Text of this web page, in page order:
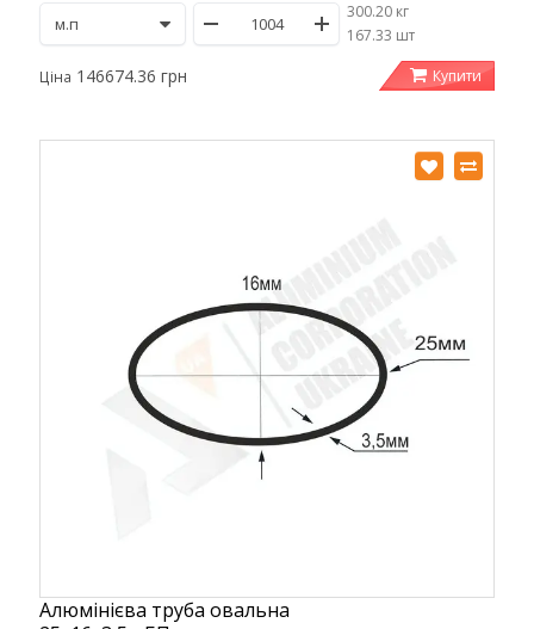
300.20 кг
/167.33 шт
Ціна 146674.36 грн Купити
Алюмінієва труба овальна